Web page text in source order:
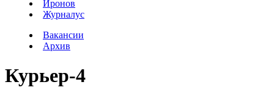
Иронов
Журналус
Вакансии
Архив
Курьер-4